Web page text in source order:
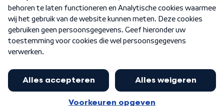
Nieuwsbrief
Word Lid